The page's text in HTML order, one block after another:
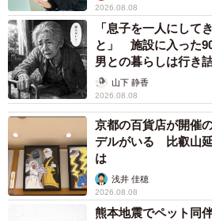
2026.08.08
「息子を一人にして
と」 施設に入った
男との暮らしは行き
から】山下 静香
2026.08.08
京都の百貨店が開催
デルがいる 比叡山
は
浅井 佳穂
2026.08.08
熊本地震でペット同